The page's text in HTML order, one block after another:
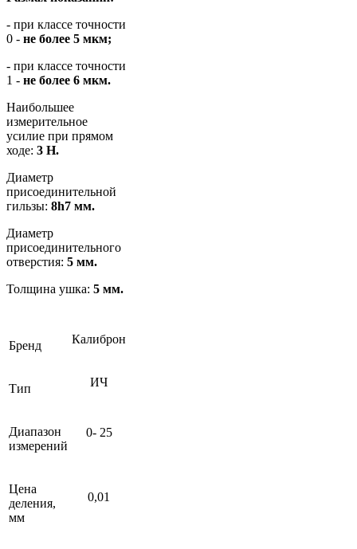
- при классе точности
0 - не более 5 мкм;
- при классе точности
1 - не более 6 мкм.
Наибольшее
измерительное
усилие при прямом
ходе: 3 Н.
Диаметр
присоединительной
гильзы: 8h7 мм.
Диаметр
присоединительного
отверстия: 5 мм.
Толщина ушка: 5 мм.
Бренд Калиброн
Тип ИЧ
Диапазон
измерений
0- 25
Цена
деления,
мм
0,01